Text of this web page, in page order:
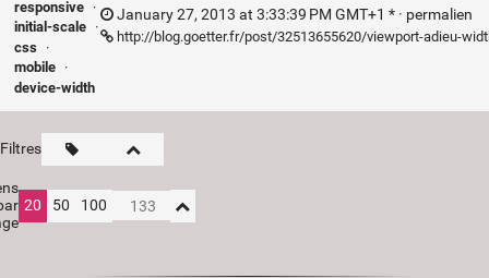
responsive ·
initial-scale ·
css ·
mobile ·
device-width
January 27, 2013 at 3:33:39 PM GMT+1 * · permalien
http://blog.goetter.fr/post/32513655620/viewport-adieu-
Filtres
20 50 100